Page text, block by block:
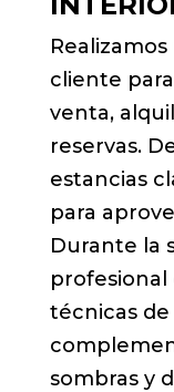
cliente
venta,
reservas.
estancias
para
Durante la
técnicas
sombras y